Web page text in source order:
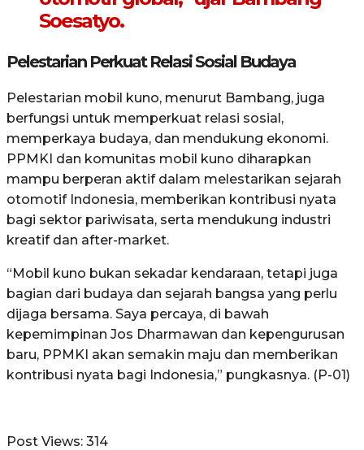
Soesatyo.
Pelestarian Perkuat Relasi Sosial Budaya
Pelestarian mobil kuno, menurut Bambang, juga
berfungsi untuk memperkuat relasi sosial,
memperkaya budaya, dan mendukung ekonomi.
PPMKI dan komunitas mobil kuno diharapkan
mampu berperan aktif dalam melestarikan sejarah
otomotif Indonesia, memberikan kontribusi nyata
bagi sektor pariwisata, serta mendukung industri
kreatif dan after-market.
“Mobil kuno bukan sekadar kendaraan, tetapi juga
bagian dari budaya dan sejarah bangsa yang perlu
dijaga bersama. Saya percaya, di bawah
kepemimpinan Jos Dharmawan dan kepengurusan
baru, PPMKI akan semakin maju dan memberikan
kontribusi nyata bagi Indonesia,” pungkasnya. (P-01)
Post Views: 314